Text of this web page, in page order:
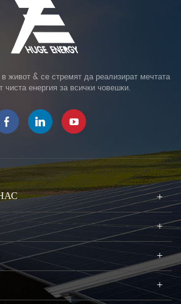
живот & се стремят да реализират мечтата
чиста енергия за всички човешки.